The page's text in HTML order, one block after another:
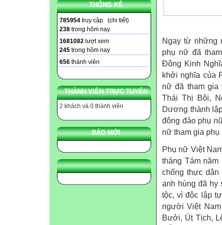
THỐNG KÊ
785954 truy cập (chi tiết)
238 trong hôm nay
1681082 lượt xem
245 trong hôm nay
656 thành viên
THÀNH VIÊN TRỰC TUYẾN
2 khách và 0 thành viên
BÁO MỚI
Ngay từ những
phụ nữ đã
Đông Kinh
khởi nghĩa của
nữ đã tham gia
Thái Thị Bôi,
Dương thành
đông đảo phụ
nữ tham gia phụ
Phụ nữ Việt
tháng Tám
chống thực
anh hùng đã hy
tộc, vì độc lập
người Việt
Bưởi, Út Tịch,